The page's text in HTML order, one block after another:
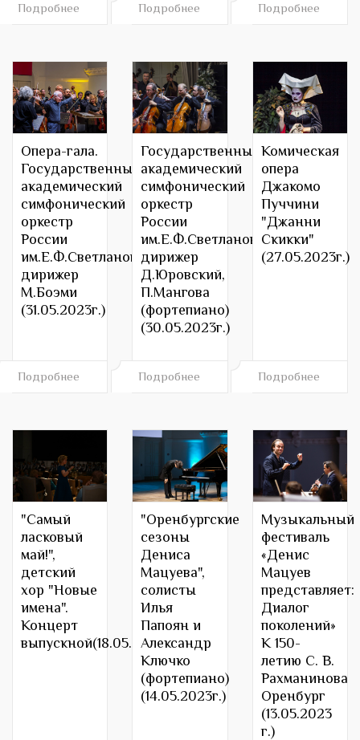
Подробнее Подробнее Подробнее
Опера-гала.
Государственный
академический
симфонический
оркестр
России
им.Е.Ф.Светланова,
дирижер
М.Боэми
(31.05.2023г.)
Подробнее
Государственный
академический
симфонический
оркестр
России
им.Е.Ф.Светланова,
дирижер
Д.Юровский,
П.Мангова
(фортепиано)
(30.05.2023г.)
Подробнее
Комическая
опера
Джакомо
Пуччини
"Джанни
Скикки"
(27.05.2023г.)
Подробнее
"Самый
ласковый
май!",
детский
хор "Новые
имена".
Концерт
выпускной(18.05.2023г)
"Оренбургские
сезоны
Дениса
Мацуева",
солисты
Илья
Папоян и
Александр
Ключко
(фортепиано)
(14.05.2023г.)
Музыкальный
фестиваль
«Денис
Мацуев
представляет:
Диалог
поколений»
К 150-
летию С. В.
Рахманинова
Оренбург
(13.05.2023
г.)